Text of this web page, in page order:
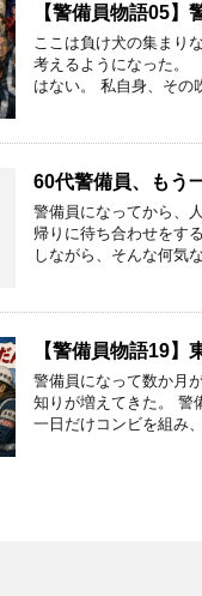
【警備員物語05】
ここは負け犬の集まり
考えるようになった。
はない。 私自身、そ
60代警備員、もう
警備員になってから、
帰りに待ち合わせをす
しながら、そんな何気
【警備員物語19
警備員になって数か月
知りが増えてきた。 警
一日だけコンビを組み